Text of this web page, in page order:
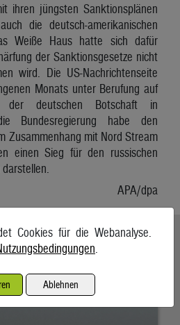
ihren jüngsten Sanktionsplänen
die deutsch-amerikanischen
Weiße Haus hatte sich dafür
der Sanktionsgesetze nicht
wird. Die US-Nachrichtenseite
Monats unter Berufung auf
der deutschen Botschaft in
Bundesregierung habe den
Zusammenhang mit Nord Stream
einen Sieg für den russischen
APA/dpa
weiterhin massiv gestört
Cookies für die Webanalyse.
Ablehnen